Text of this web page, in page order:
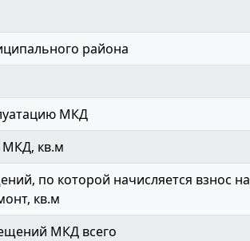
района
МКД
кв.м
по которой начисляется взнос на
кв.м
МКД всего